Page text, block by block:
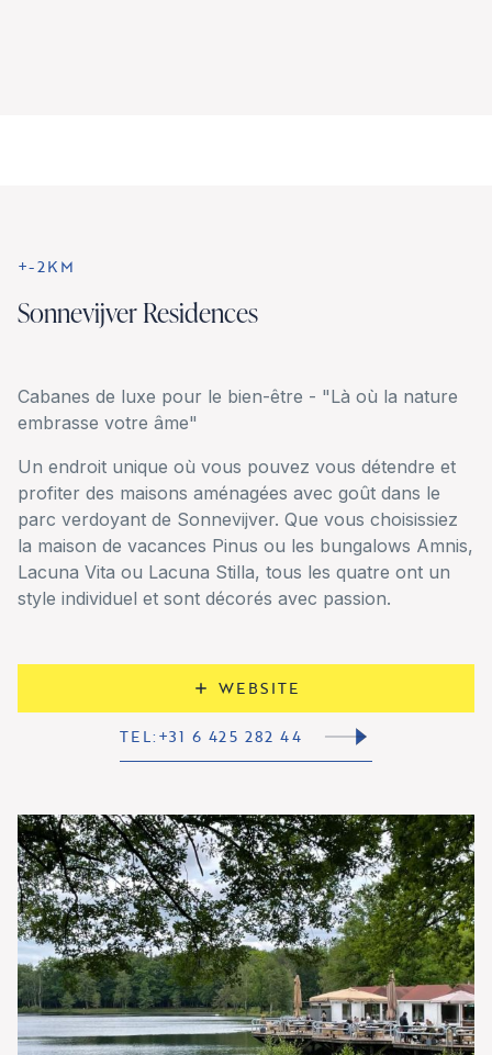
+-2KM
Sonnevijver Residences
Cabanes de luxe pour le bien-être - "Là où la nature
embrasse votre âme"
Un endroit unique où vous pouvez vous détendre et
profiter des maisons aménagées avec goût dans le
parc verdoyant de Sonnevijver. Que vous choisissiez
la maison de vacances Pinus ou les bungalows Amnis,
Lacuna Vita ou Lacuna Stilla, tous les quatre ont un
style individuel et sont décorés avec passion.
WEBSITE
TEL:+31 6 425 282 44